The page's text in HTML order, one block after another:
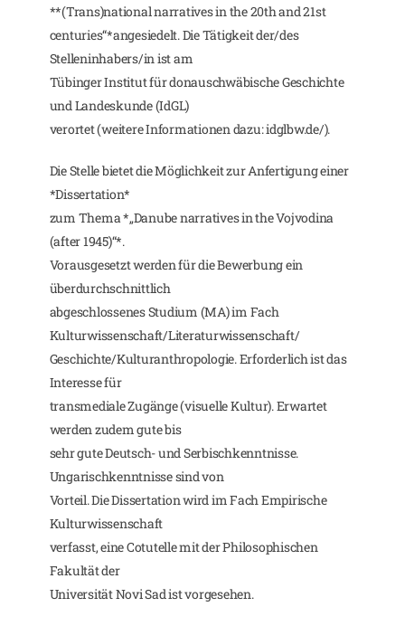
**(Trans)national narratives in the 20th and 21st
centuries“*angesiedelt. Die Tätigkeit der/des
Stelleninhabers/in ist am
Tübinger Institut für donauschwäbische Geschichte
und Landeskunde (IdGL)
verortet (weitere Informationen dazu: idglbw.de/).
Die Stelle bietet die Möglichkeit zur Anfertigung einer
*Dissertation*
zum Thema *„Danube narratives in the Vojvodina
(after 1945)“*.
Vorausgesetzt werden für die Bewerbung ein
überdurchschnittlich
abgeschlossenes Studium (MA) im Fach
Kulturwissenschaft/Literaturwissenschaft/
Geschichte/Kulturanthropologie. Erforderlich ist das
Interesse für
transmediale Zugänge (visuelle Kultur). Erwartet
werden zudem gute bis
sehr gute Deutsch- und Serbischkenntnisse.
Ungarischkenntnisse sind von
Vorteil. Die Dissertation wird im Fach Empirische
Kulturwissenschaft
verfasst, eine Cotutelle mit der Philosophischen
Fakultät der
Universität Novi Sad ist vorgesehen.